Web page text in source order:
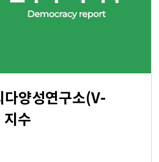
다양성연구소(V-
지수